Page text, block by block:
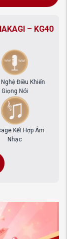
– KG40
Điều Khiển
Giọng Nói
Kết Hợp Âm
Nhạc